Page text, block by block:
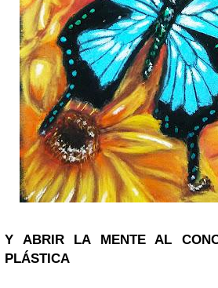
Y ABRIR LA MENTE AL
PLÁSTICA